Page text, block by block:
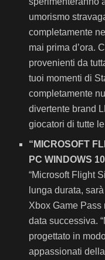
umorismo
completamente
mai prima d’ora.
provenienti da
tuoi momenti di
completamente
divertente brand
giocatori di tutte
“MICROSOFT
PC WINDOWS
“Microsoft Flight
lunga durata,
Xbox Game Pass
data successiva.
progettato in
appassionati